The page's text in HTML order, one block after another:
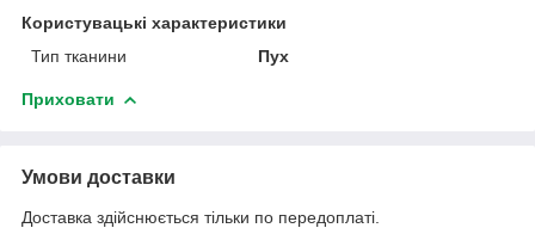
Користувацькi характеристики
Тип тканини
Пух
Приховати
Умови доставки
Доставка здійснюється тільки по передоплаті.